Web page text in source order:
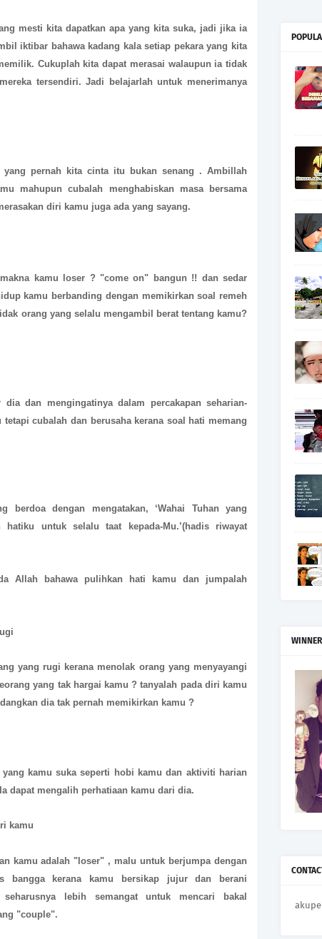
mesti kita dapatkan apa yang kita suka, jadi jika ia
iktibar bahawa kadang kala setiap pekara yang kita
Cukuplah kita dapat merasai walaupun ia tidak
tersendiri. Jadi belajarlah untuk menerimanya
yang pernah kita cinta itu bukan senang . Ambillah
mahupun cubalah menghabiskan masa bersama
diri kamu juga ada yang sayang.
kamu loser ? "come on" bangun !! dan sedar
kamu berbanding dengan memikirkan soal remeh
orang yang selalu mengambil berat tentang kamu?
dan mengingatinya dalam percakapan seharian-
cubalah dan berusaha kerana soal hati memang
berdoa dengan mengatakan, ‘Wahai Tuhan yang
hatiku untuk selalu taat kepada-Mu.’(hadis riwayat
Allah bahawa pulihkan hati kamu dan jumpalah
yang rugi kerana menolak orang yang menyayangi
yang tak hargai kamu ? tanyalah pada diri kamu
dia tak pernah memikirkan kamu ?
kamu suka seperti hobi kamu dan aktiviti harian
dapat mengalih perhatiaan kamu dari dia.
kamu
kamu adalah "loser" , malu untuk berjumpa dengan
bangga kerana kamu bersikap jujur dan berani
lebih semangat untuk mencari bakal
"couple".